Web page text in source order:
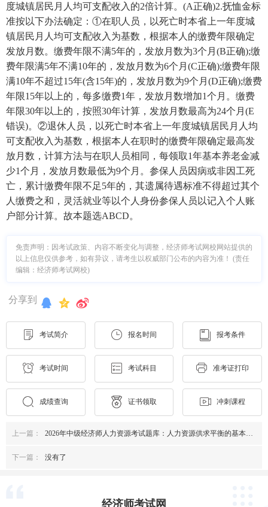
度城镇居民月人均可支配收入的2倍计算。(A正确)2.抚恤金标
准按以下办法确定：①在职人员，以死亡时本省上一年度城
镇居民月人均可支配收入为基数，根据本人的缴费年限确定
发放月数。缴费年限不满5年的，发放月数为3个月(B正确);缴
费年限满5年不满10年的，发放月数为6个月(C正确);缴费年限
满10年不超过15年(含15年)的，发放月数为9个月(D正确);缴费
年限15年以上的，每多缴费1年，发放月数增加1个月。缴费
年限30年以上的，按照30年计算，发放月数最高为24个月(E
错误)。②退休人员，以死亡时本省上一年度城镇居民月人均
可支配收入为基数，根据本人在职时的缴费年限确定最高发
放月数，计算方法与在职人员相同，每领取1年基本养老金减
少1个月，发放月数最低为9个月。参保人员因病或非因工死
亡，累计缴费年限不足5年的，其遗属待遇标准不得超过其个
人缴费之和，灵活就业等以个人身份参保人员以记入个人账
户部分计算。故本题选ABCD。
免责声明：因考试政策、内容不断变化与调整，经济师考试网校网站提供的
以上信息仅供参考，如有异议，请考生以权威部门公布的内容为准！ (责任
编辑：经济师考试网校)
分享到
考试简介 报名时间 报考条件
考试时间 考试科目 准考证打印
成绩查询 证书领取 冲刺课程
上一篇： 2026年中级经济师人力资源考试题库：人力资源供求平衡的基本对策与方法
下一篇： 没有了
经济师考试网